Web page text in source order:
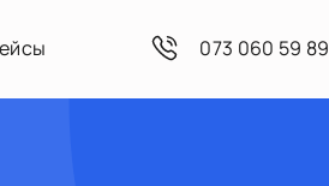
073 060 59 89